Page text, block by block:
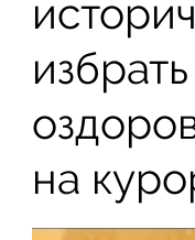
на